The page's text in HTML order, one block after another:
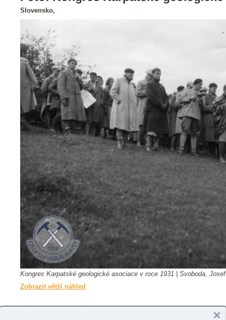
Slovensko,
Kongres Karpatské geologické asociace v roce 1931 | Svoboda,
Zobrazit větší náhled